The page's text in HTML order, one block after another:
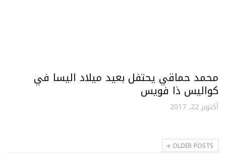
محمد حماقي يحتفل بعيد ميلاد اليسا في
كواليس ذا فويس
أكتوبر 22, 2017
OLDER POSTS